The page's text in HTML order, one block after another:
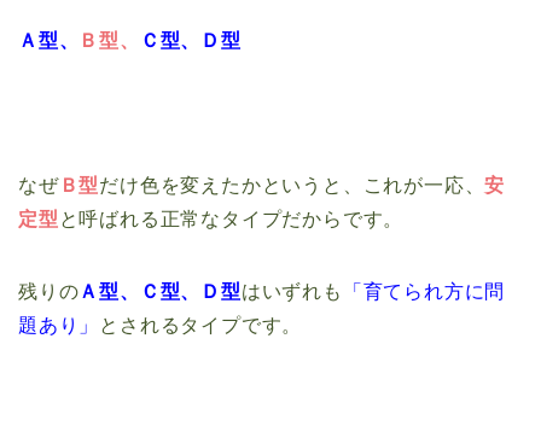
Ａ型、 Ｂ型、 Ｃ型、Ｄ型
なぜＢ型だけ色を変えたかというと、これが一応、安
定型 と呼ばれる正常なタイプだからです。
残りの Ａ型、Ｃ型、Ｄ型はいずれも
「育てられ方に問
題あり」
とされるタイプです。